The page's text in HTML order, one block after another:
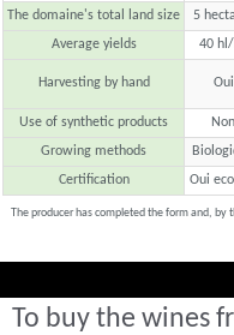
The domaine's total land size
5
Average yields
40
Harvesting by hand Oui
Use of synthetic products Non
Growing methods
Certification
Oui
The producer has completed the form and,
To buy the wines